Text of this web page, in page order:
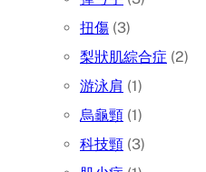
扭傷 (3)
梨狀肌綜合症 (2)
游泳肩 (1)
烏龜頸 (1)
科技頸 (3)